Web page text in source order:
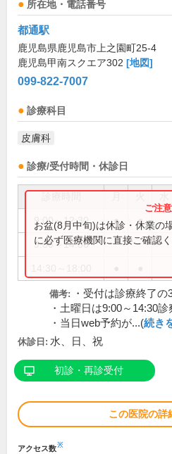
所在地・電話番号
都通駅
鹿児島県鹿児島市上之園町25-4
鹿児島甲南スクエア302 [地図]
099-822-7007
診療科目
皮膚科
診療/受付時間・休診日
9:00～12:30 ● ●
9:00～14:30
お盆(8月中旬)は休診・休業の
に必ず医療機関に直接ご確認く
備考:
・受付は診療終了
・土曜日は9:00～14:30
・当日web予約が...(続き
休診日: 水、日、祝
初診・再診受付
この医院の詳
アクセス数※